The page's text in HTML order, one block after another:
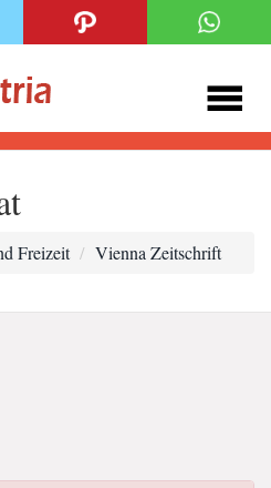
Freizeit Vienna Zeitschrift